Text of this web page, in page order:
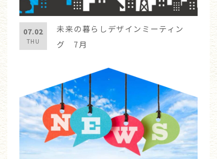
07.02
THU
未来の暮らしデザインミーティン
グ 7月